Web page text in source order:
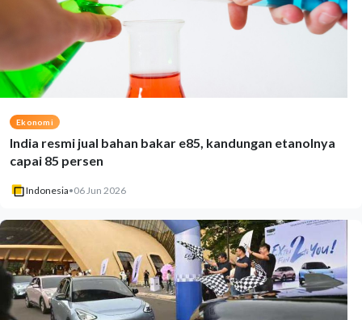
Ekonomi
India resmi jual bahan bakar e85, kandungan etanolnya
capai 85 persen
Indonesia•06 Jun 2026